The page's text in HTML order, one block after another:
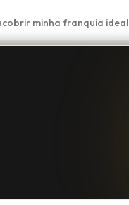
minha franquia ideal